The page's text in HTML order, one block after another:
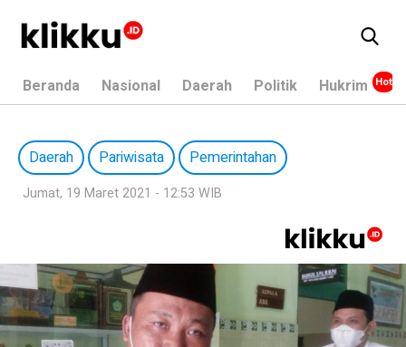
Beranda Nasional Daerah Politik Hukrim
Daerah Pariwisata Pemerintahan
Jumat, 19 Maret 2021 - 12:53 WIB